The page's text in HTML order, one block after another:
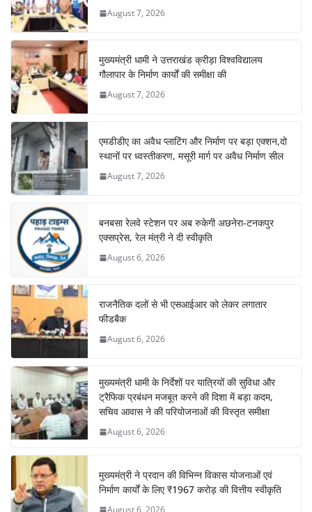
August 7, 2026
मुख्यमंत्री धामी ने उत्तराखंड क्रीड़ा विश्वविद्यालय
गौलापार के निर्माण कार्यों की समीक्षा की
August 7, 2026
एमडीडीए का अवैध प्लाटिंग और निर्माण पर बड़ा एक्शन,दो
स्थानों पर ध्वस्तीकरण, मसूरी मार्ग पर अवैध निर्माण सील
August 7, 2026
बनबसा रेलवे स्टेशन पर अब रुकेगी अछनेरा-टनकपुर
एक्सप्रेस, रेल मंत्री ने दी स्वीकृति
August 6, 2026
राजनैतिक दलों से भी एसआईआर को लेकर लगातार
फीडबैक
August 6, 2026
मुख्यमंत्री धामी के निर्देशों पर यात्रियों की सुविधा और
ट्रैफिक प्रबंधन मजबूत करने की दिशा में बड़ा कदम,
सचिव आवास ने की परियोजनाओं की विस्तृत समीक्षा
August 6, 2026
मुख्यमंत्री ने प्रदान की विभिन्न विकास योजनाओं एवं
निर्माण कार्यों के लिए ₹1967 करोड़ की वित्तीय स्वीकृति
August 6, 2026